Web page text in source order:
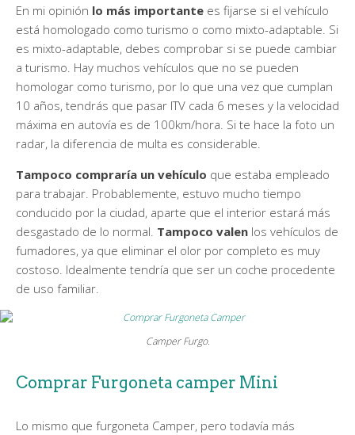
En mi opinión lo más importante es fijarse si el vehículo
está homologado como turismo o como mixto-adaptable. Si
es mixto-adaptable, debes comprobar si se puede cambiar
a turismo. Hay muchos vehículos que no se pueden
homologar como turismo, por lo que una vez que cumplan
10 años, tendrás que pasar ITV cada 6 meses y la velocidad
máxima en autovía es de 100km/hora. Si te hace la foto un
radar, la diferencia de multa es considerable.
Tampoco compraría un vehículo que estaba empleado
para trabajar. Probablemente, estuvo mucho tiempo
conducido por la ciudad, aparte que el interior estará más
desgastado de lo normal. Tampoco valen los vehículos de
fumadores, ya que eliminar el olor por completo es muy
costoso. Idealmente tendría que ser un coche procedente
de uso familiar.
Camper Furgo.
Comprar Furgoneta camper Mini
Lo mismo que furgoneta Camper, pero todavía más